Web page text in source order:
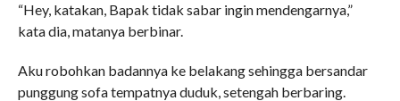
“Hey, katakan, Bapak tidak sabar ingin mendengarnya,”
kata dia, matanya berbinar.
Aku robohkan badannya ke belakang sehingga bersandar
punggung sofa tempatnya duduk, setengah berbaring.